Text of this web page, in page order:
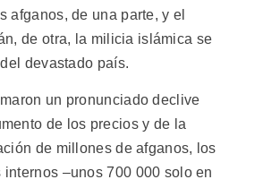
afganos, de una parte, y el
de otra, la milicia islámica se
devastado país.
un pronunciado declive
de los precios y de la
de millones de afganos, los
–unos 700 000 solo en